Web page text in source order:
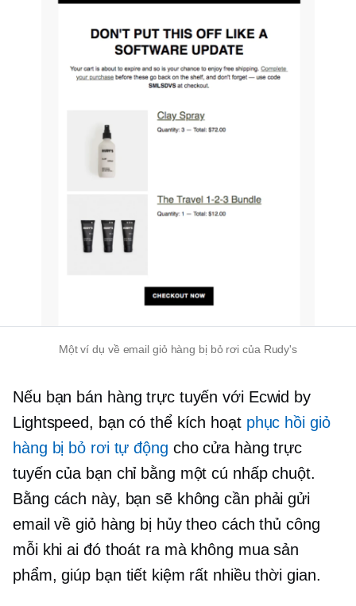
Một ví dụ về email giỏ hàng bị bỏ rơi của Rudy's
Nếu bạn bán hàng trực tuyến với Ecwid by
Lightspeed, bạn có thể kích hoạt phục hồi giỏ
hàng bị bỏ rơi tự động cho cửa hàng trực
tuyến của bạn chỉ bằng một cú nhấp chuột.
Bằng cách này, bạn sẽ không cần phải gửi
email về giỏ hàng bị hủy theo cách thủ công
mỗi khi ai đó thoát ra mà không mua sản
phẩm, giúp bạn tiết kiệm rất nhiều thời gian.